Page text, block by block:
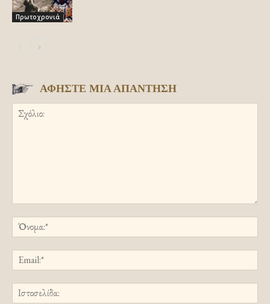
Πρωτοχρονιά
ΑΦΗΣΤΕ ΜΙΑ ΑΠΑΝΤΗΣΗ